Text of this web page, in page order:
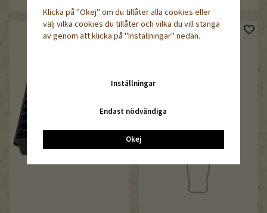
Klicka på "Okej" om du tillåter alla cookies eller
välj vilka cookies du tillåter och vilka du vill stänga
av genom att klicka på "Inställningar" nedan.
Inställningar
Endast nödvändiga
Okej